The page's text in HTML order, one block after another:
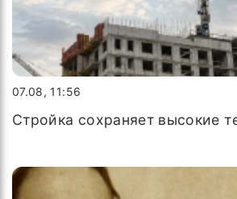
07.08, 11:56
Стройка сохраняет высокие